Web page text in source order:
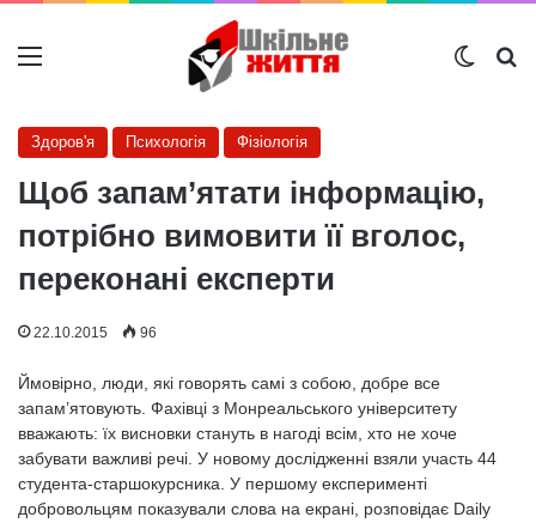
Меню
Здоров'я Психологія Фізіологія
Щоб запам’ятати інформацію,
потрібно вимовити її вголос,
переконані експерти
22.10.2015 96
Ймовірно, люди, які говорять самі з собою, добре все
запам’ятовують. Фахівці з Монреальського університету
вважають: їх висновки стануть в нагоді всім, хто не хоче
забувати важливі речі. У новому дослідженні взяли участь 44
студента-старшокурсника. У першому експерименті
добровольцям показували слова на екрані, розповідає Daily